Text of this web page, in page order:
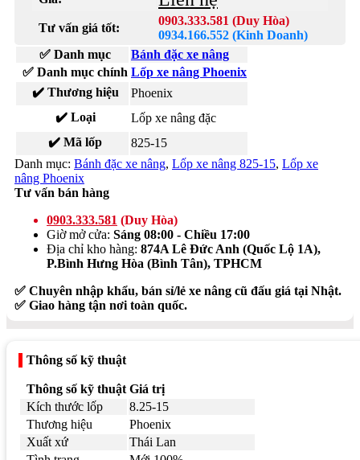
Tìm kiếm:
Tư vấn giá tốt:
0903.333.581 (Duy Hòa)
0934.166.552 (Kinh Doanh)
✅ Danh mục
Bánh đặc xe nâng
✅ Danh mục chính Lốp xe nâng Phoenix
✔️ Thương hiệu
Phoenix
✔️ Loại
Lốp xe nâng đặc
✔️ Mã lốp
825-15
Danh mục: Bánh đặc xe nâng, Lốp xe nâng 825-15, Lốp xe
nâng Phoenix
Tư vấn bán hàng
0903.333.581 (Duy Hòa)
Giờ mở cửa: Sáng 08:00 - Chiều 17:00
Địa chỉ kho hàng: 874A Lê Đức Anh (Quốc Lộ 1A),
P.Bình Hưng Hòa (Bình Tân), TPHCM
✅ Chuyên nhập khẩu, bán sỉ/lẻ xe nâng cũ đấu giá tại Nhật.
✅ Giao hàng tận nơi toàn quốc.
Thông số kỹ thuật
Thông số kỹ thuật Giá trị
Kích thước lốp
8.25-15
Thương hiệu
Phoenix
Xuất xứ
Thái Lan